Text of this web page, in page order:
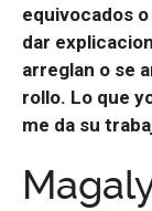
equivocados
dar
arreglan o se
rollo. Lo que
me da su